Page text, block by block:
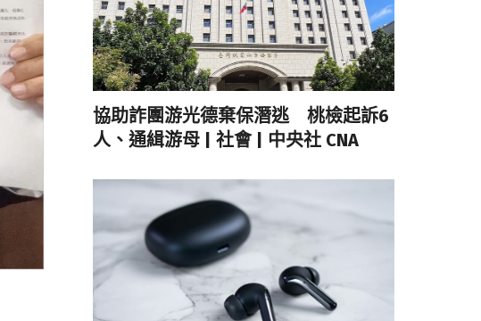
協助詐團游光德棄保潛逃 桃檢起訴6
人、通緝游母 | 社會 | 中央社 CNA